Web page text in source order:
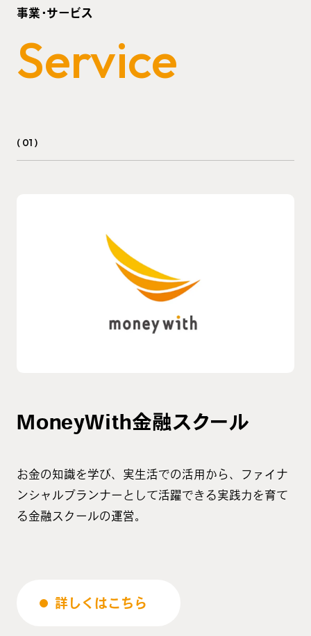
事業・サービス
Service
( 01 )
MoneyWith金融スクール
お金の知識を学び、実生活での活用から、ファイナ
ンシャルプランナーとして活躍できる実践力を育て
る金融スクールの運営。
詳しくはこちら